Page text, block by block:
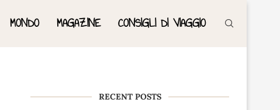
MONDO MAGAZINE CONSIGLI DI VIAGGIO
RECENT POSTS